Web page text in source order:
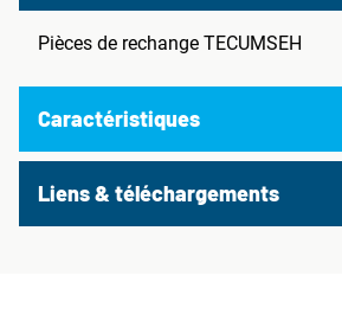
Pièces de rechange TECUMSEH
Caractéristiques
Liens & téléchargements